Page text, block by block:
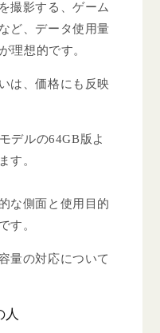
撮影する、ゲーム
ど、データ使用量
理想的です。
は、価格にも反映
デルの64GB版よ
す。
な側面と使用目的
す。
量の対応について
人